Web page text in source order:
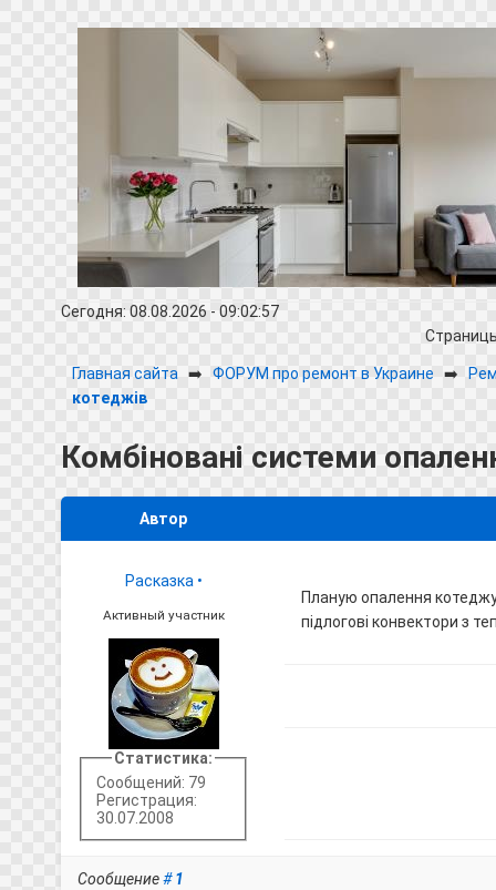
Сегодня: 08.08.2026 - 09:02:57
Главная сайта ➡️ФОРУМ про ремонт в Украине ➡️
котеджів
Комбіновані системи
Автор
Расказка •
Активный участник
Статистика:
Сообщений: 79
Регистрация:
30.07.2008
Планую опалення
підлогові конвектори з
Сообщение#1